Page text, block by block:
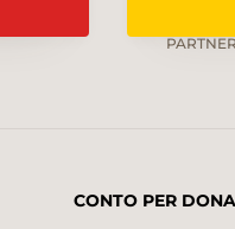
CONTO PER